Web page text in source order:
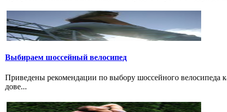
Выбираем шосcейный велосипед
Приведены рекомендации по выбору шоссейного велосипеда
дове...